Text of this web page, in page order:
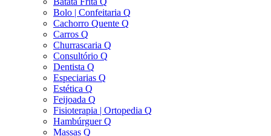
Bolo | Confeitaria Q
Cachorro Quente Q
Carros Q
Churrascaria Q
Consultório Q
Dentista Q
Especiarias Q
Estética Q
Feijoada Q
Fisioterapia | Ortopedia Q
Hambúrguer Q
Massas Q